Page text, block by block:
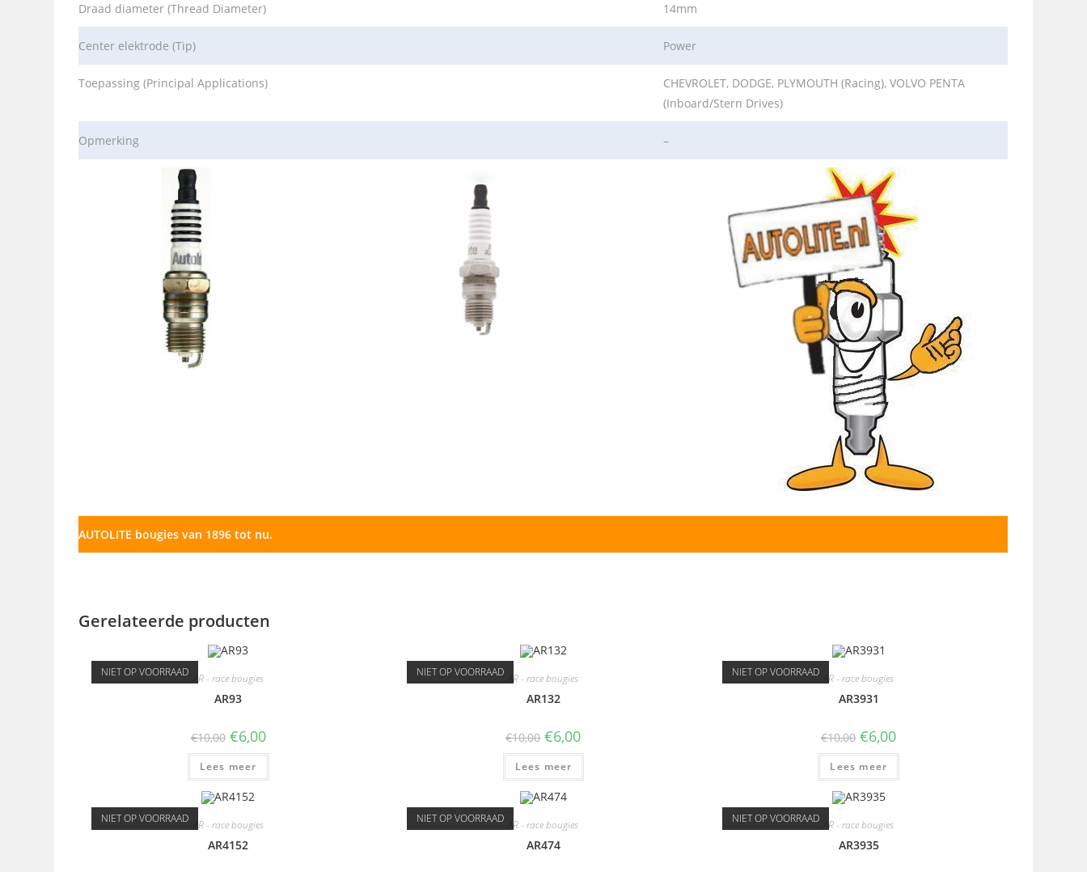
Draad diameter (Thread Diameter) 14mm
Center elektrode (Tip) Power
Toepassing (Principal Applications)
CHEVROLET, DODGE, PLYMOUTH (Racing), VOLVO PENTA
(Inboard/Stern Drives)
Opmerking –
AUTOLITE bougies van 1896 tot nu.
Gerelateerde producten
NIET OP VOORRAAD AR - race bougies
AR93
€10,00 €6,00
Lees meer
NIET OP VOORRAAD AR - race bougies
AR132
€10,00 €6,00
Lees meer
NIET OP VOORRAAD AR - race bougies
AR3931
€10,00 €6,00
Lees meer
NIET OP VOORRAAD AR - race bougies
AR4152
NIET OP VOORRAAD AR - race bougies
AR474
NIET OP VOORRAAD AR - race bougies
AR3935